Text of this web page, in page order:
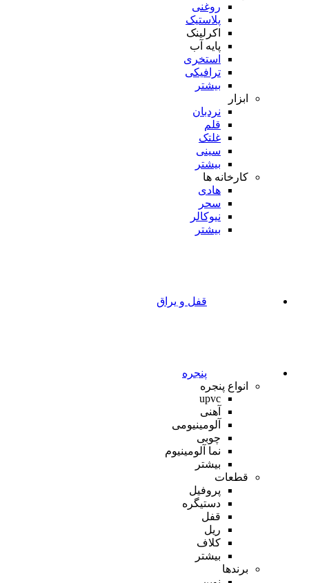
روغنی
پلاستیک
اکرلینک
پایه آب
استخری
ترافیکی
بیشتر
ابزار
نردبان
قلم
غلتک
سینی
بیشتر
کارخانه ها
هادی
سحر
نیوکالر
بیشتر
قفل و یراق
پنجره
انواع پنجره
upvc
آهنی
آلومینیومی
چوبی
نما آلومینیوم
بیشتر
قطعات
پروفیل
دستیگره
قفل
ریل
کلاف
بیشتر
برندها